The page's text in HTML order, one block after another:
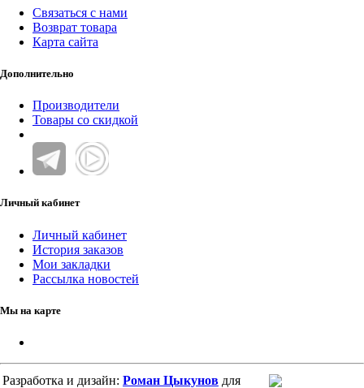
Связаться с нами
Возврат товара
Карта сайта
Дополнительно
Производители
Товары со скидкой
Личный кабинет
Личный кабинет
История заказов
Мои закладки
Рассылка новостей
Мы на карте
Разработка и дизайн: Роман Цыкунов для